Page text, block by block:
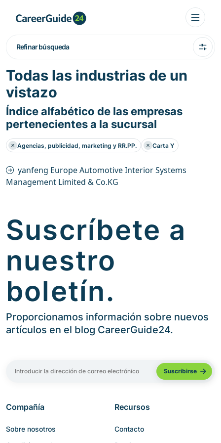
Refinar búsqueda
Todas las industrias de un
vistazo
Índice alfabético de las empresas
pertenecientes a la sucursal
Agencias, publicidad, marketing y RR.PP. Carta Y
yanfeng Europe Automotive Interior Systems
Management Limited & Co.KG
Suscríbete a
nuestro
boletín.
Proporcionamos información sobre nuevos
artículos en el blog CareerGuide24.
Compañía
Sobre nosotros
Recursos
Contacto